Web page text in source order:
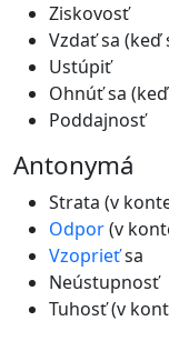
Ziskovosť
Vzdať sa
Ustúpiť
Ohnúť sa
Poddajnosť
Antonymá
Strata (v
Odpor(v
Vzoprieťsa
Neústupnosť
Tuhosť (v